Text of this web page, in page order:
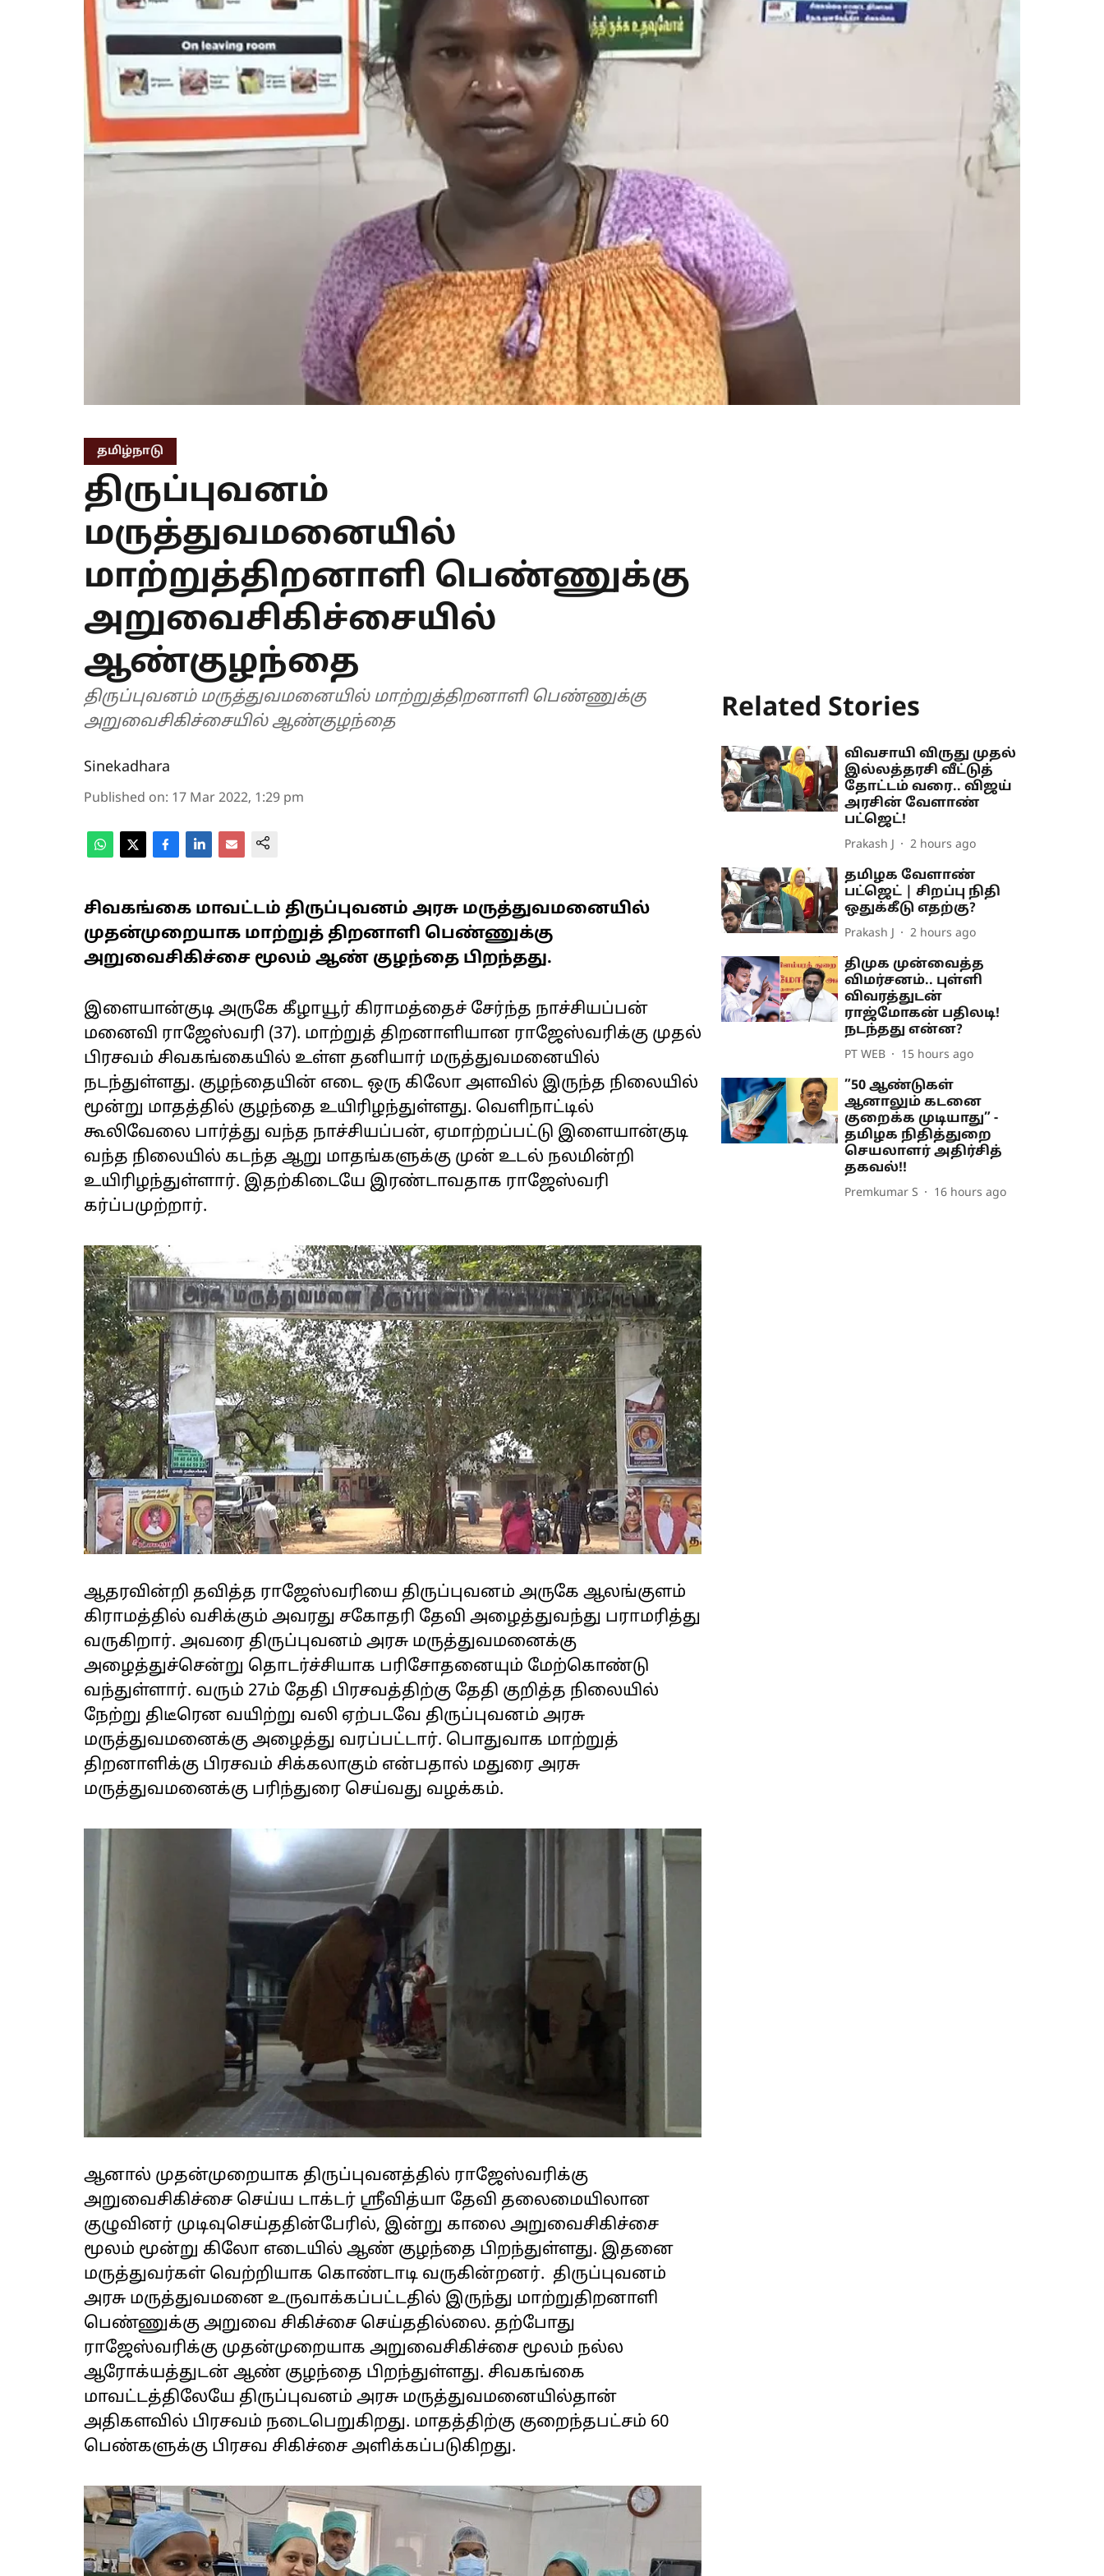
தமிழ்நாடு
திருப்புவனம்
மருத்துவமனையில்
மாற்றுத்திறனாளி பெண்ணுக்கு
அறுவைசிகிச்சையில்
ஆண்குழந்தை
திருப்புவனம் மருத்துவமனையில் மாற்றுத்திறனாளி பெண்ணுக்கு
அறுவைசிகிச்சையில் ஆண்குழந்தை
Sinekadhara
Published on: 17 Mar 2022, 1:29 pm
சிவகங்கை மாவட்டம் திருப்புவனம் அரசு மருத்துவமனையில்
முதன்முறையாக மாற்றுத் திறனாளி பெண்ணுக்கு
அறுவைசிகிச்சை மூலம் ஆண் குழந்தை பிறந்தது.
இளையான்குடி அருகே கீழாயூர் கிராமத்தைச் சேர்ந்த நாச்சியப்பன்
மனைவி ராஜேஸ்வரி (37). மாற்றுத் திறனாளியான ராஜேஸ்வரிக்கு முதல்
பிரசவம் சிவகங்கையில் உள்ள தனியார் மருத்துவமனையில்
நடந்துள்ளது. குழந்தையின் எடை ஒரு கிலோ அளவில் இருந்த நிலையில்
மூன்று மாதத்தில் குழந்தை உயிரிழந்துள்ளது. வெளிநாட்டில்
கூலிவேலை பார்த்து வந்த நாச்சியப்பன், ஏமாற்றப்பட்டு இளையான்குடி
வந்த நிலையில் கடந்த ஆறு மாதங்களுக்கு முன் உடல் நலமின்றி
உயிரிழந்துள்ளார். இதற்கிடையே இரண்டாவதாக ராஜேஸ்வரி
கர்ப்பமுற்றார்.
ஆதரவின்றி தவித்த ராஜேஸ்வரியை திருப்புவனம் அருகே ஆலங்குளம்
கிராமத்தில் வசிக்கும் அவரது சகோதரி தேவி அழைத்துவந்து பராமரித்து
வருகிறார். அவரை திருப்புவனம் அரசு மருத்துவமனைக்கு
அழைத்துச்சென்று தொடர்ச்சியாக பரிசோதனையும் மேற்கொண்டு
வந்துள்ளார். வரும் 27ம் தேதி பிரசவத்திற்கு தேதி குறித்த நிலையில்
நேற்று திடீரென வயிற்று வலி ஏற்படவே திருப்புவனம் அரசு
மருத்துவமனைக்கு அழைத்து வரப்பட்டார். பொதுவாக மாற்றுத்
திறனாளிக்கு பிரசவம் சிக்கலாகும் என்பதால் மதுரை அரசு
மருத்துவமனைக்கு பரிந்துரை செய்வது வழக்கம்.
ஆனால் முதன்முறையாக திருப்புவனத்தில் ராஜேஸ்வரிக்கு
அறுவைசிகிச்சை செய்ய டாக்டர் ஸ்ரீவித்யா தேவி தலைமையிலான
குழுவினர் முடிவுசெய்ததின்பேரில், இன்று காலை அறுவைசிகிச்சை
மூலம் மூன்று கிலோ எடையில் ஆண் குழந்தை பிறந்துள்ளது. இதனை
மருத்துவர்கள் வெற்றியாக கொண்டாடி வருகின்றனர். திருப்புவனம்
அரசு மருத்துவமனை உருவாக்கப்பட்டதில் இருந்து மாற்றுதிறனாளி
பெண்ணுக்கு அறுவை சிகிச்சை செய்ததில்லை. தற்போது
ராஜேஸ்வரிக்கு முதன்முறையாக அறுவைசிகிச்சை மூலம் நல்ல
ஆரோக்யத்துடன் ஆண் குழந்தை பிறந்துள்ளது. சிவகங்கை
மாவட்டத்திலேயே திருப்புவனம் அரசு மருத்துவமனையில்தான்
அதிகளவில் பிரசவம் நடைபெறுகிறது. மாதத்திற்கு குறைந்தபட்சம் 60
பெண்களுக்கு பிரசவ சிகிச்சை அளிக்கப்படுகிறது.
Related Stories
விவசாயி விருது முதல்
இல்லத்தரசி வீட்டுத்
தோட்டம் வரை.. விஜய்
அரசின் வேளாண்
பட்ஜெட்!
Prakash J 2 hours ago
தமிழக வேளாண்
பட்ஜெட் | சிறப்பு நிதி
ஒதுக்கீடு எதற்கு?
Prakash J 2 hours ago
திமுக முன்வைத்த
விமர்சனம்.. புள்ளி
விவரத்துடன்
ராஜ்மோகன் பதிலடி!
நடந்தது என்ன?
PT WEB 15 hours ago
”50 ஆண்டுகள்
ஆனாலும் கடனை
குறைக்க முடியாது” -
தமிழக நிதித்துறை
செயலாளர் அதிர்சித்
தகவல்!!
Premkumar S 16 hours ago